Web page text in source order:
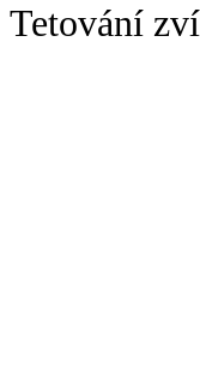
Tetování